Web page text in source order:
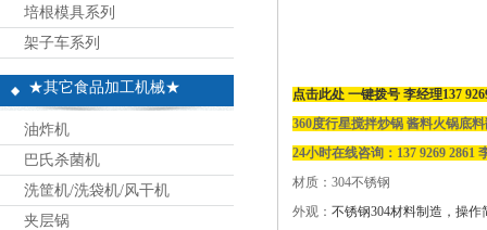
培根模具系列
架子车系列
★其它食品加工机械★
油炸机
巴氏杀菌机
洗筐机/洗袋机/风干机
夹层锅
点击此处 一键拨号 李经理137
360度行星搅拌炒锅 酱料火锅底
24小时在线咨询：137 9269 2861
材质：304不锈钢
外观： 不锈钢304材料制造， 操作